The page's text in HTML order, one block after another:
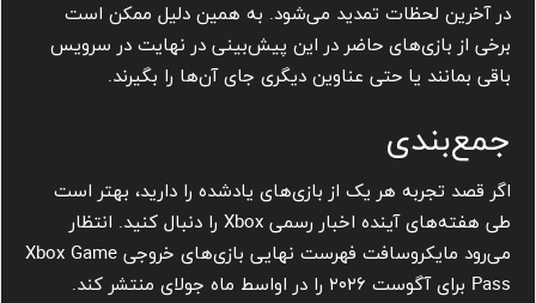
در آخرین لحظات تمدید می‌شود. به همین دلیل ممکن است
برخی از بازی‌های حاضر در این پیش‌بینی در نهایت در سرویس
باقی بمانند یا حتی عناوین دیگری جای آن‌ها را بگیرند.
جمع‌بندی
اگر قصد تجربه هر یک از بازی‌های یادشده را دارید، بهتر است
طی هفته‌های آینده اخبار رسمی Xbox را دنبال کنید. انتظار
می‌رود مایکروسافت فهرست نهایی بازی‌های خروجی Xbox Game
Pass برای آگوست ۲۰۲۶ را در اواسط ماه جولای منتشر کند.